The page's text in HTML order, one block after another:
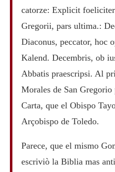
catorze: Explicit
Gregorii, pars ultima.:
Diaconus, peccator, hoc
Kalend. Decembris, ob
Abbatis praescripsi. Al
Morales de San
Carta, que el Obispo
Arçobispo de Toledo.
Parece, que el mismo
escriviò la Biblia mas